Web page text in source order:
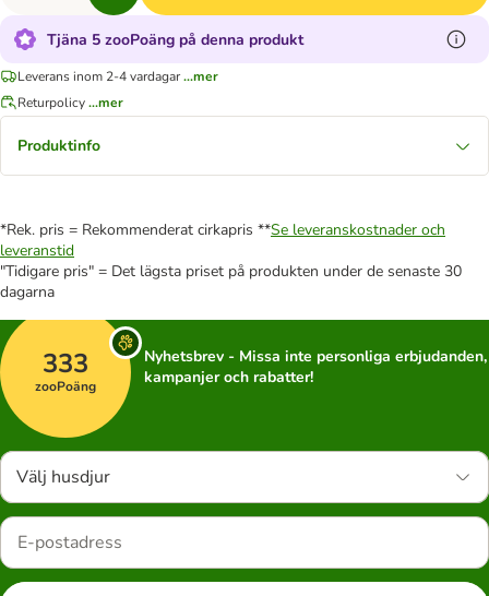
Tjäna 5 zooPoäng på denna produkt
Leverans inom 2-4 vardagar...mer
Returpolicy...mer
Produktinfo
*Rek. pris = Rekommenderat cirkapris **Se leveranskostnader och
leveranstid
"Tidigare pris" = Det lägsta priset på produkten under de senaste 30
dagarna
333
zooPoäng
Nyhetsbrev - Missa inte personliga erbjudanden,
kampanjer och rabatter!
Välj husdjur